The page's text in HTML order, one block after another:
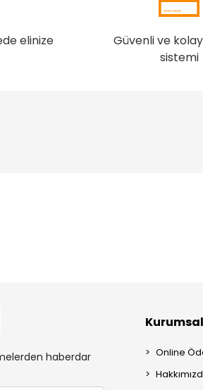
elinize
Güvenli ve
sistemi
haberdar
Kurumsal
Online